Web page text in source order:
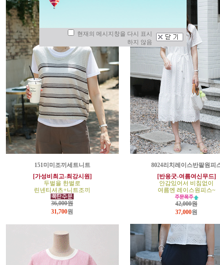
151미미조끼세트니트
[가성비최고-최강시원]
두벌을 한벌로
린넨티셔츠+니트조끼
36,000원
31,700원
8024리치레이스반팔원피
[반응굿-여름여신무드]
안감있어서 비침없이
여름엔 레이스원피스~
42,000원
37,000원
현재의 메시지창을 다시 표시
하지 않음